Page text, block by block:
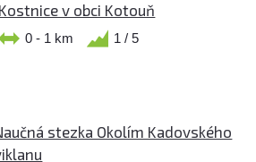
Kostnice v obci Kotouň
0 - 1 km 1 / 5
stezka Okolím Kadovského